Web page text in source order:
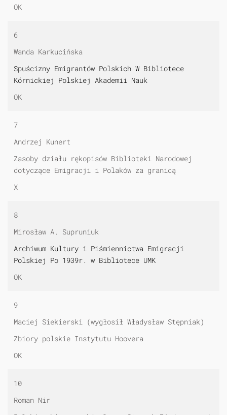
OK
6
Wanda Karkucińska
Spuścizny Emigrantów Polskich W Bibliotece
Kórnickiej Polskiej Akademii Nauk
OK
7
Andrzej Kunert
Zasoby działu rękopisów Biblioteki Narodowej
dotyczące Emigracji i Polaków za granicą
X
8
Mirosław A. Supruniuk
Archiwum Kultury i Piśmiennictwa Emigracji
Polskiej Po 1939r. w Bibliotece UMK
OK
9
Maciej Siekierski (wygłosił Władysław Stępniak)
Zbiory polskie Instytutu Hoovera
OK
10
Roman Nir